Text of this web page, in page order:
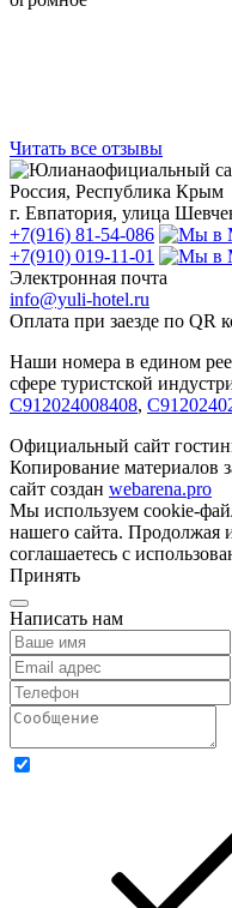
Читать все отзывы
официальный
Россия, Республика Крым
г. Евпатория, улица
+7(916) 81-54-086
+7(910) 019-11-01
Электронная почта
info@yuli-hotel.ru
Оплата при заезде по QR
Наши номера в едином
сфере туристской
С912024008408,
Официальный сайт
Копирование материалов
сайт создан webarena.pro
Мы используем cookie-
нашего сайта. Продолжая
соглашаетесь с
Принять
Написать нам